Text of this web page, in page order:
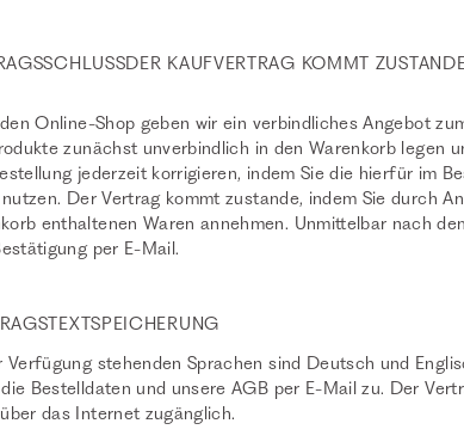
KAUFVERTRAG KOMMT
Online-Shop geben wir ein verbindliches Angebot
zunächst unverbindlich in den Warenkorb legen
jederzeit korrigieren, indem Sie die hierfür im
Der Vertrag kommt zustande, indem Sie durch
enthaltenen Waren annehmen. Unmittelbar nach
per E-Mail.
stehenden Sprachen sind Deutsch und
Bestelldaten und unsere AGB per E-Mail zu. Der
das Internet zugänglich.